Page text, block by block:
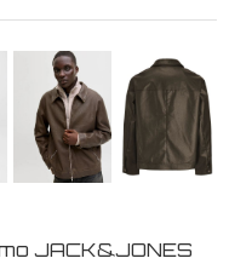
JACK&JONES